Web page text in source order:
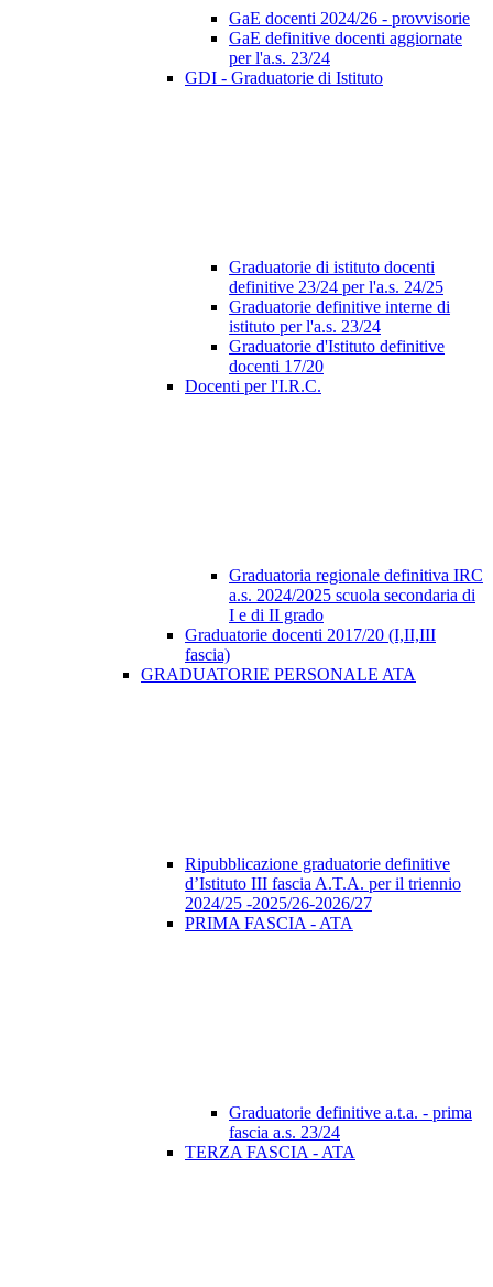
GaE docenti 2024/26 - provvisorie
GaE definitive docenti aggiornate
per l'a.s. 23/24
GDI - Graduatorie di Istituto
Graduatorie di istituto docenti
definitive 23/24 per l'a.s. 24/25
Graduatorie definitive interne di
istituto per l'a.s. 23/24
Graduatorie d'Istituto definitive
docenti 17/20
Docenti per l'I.R.C.
Graduatoria regionale definitiva IRC
a.s. 2024/2025 scuola secondaria di
I e di II grado
Graduatorie docenti 2017/20 (I,II,III
fascia)
GRADUATORIE PERSONALE ATA
Ripubblicazione graduatorie definitive
d’Istituto III fascia A.T.A. per il triennio
2024/25 -2025/26-2026/27
PRIMA FASCIA - ATA
Graduatorie definitive a.t.a. - prima
fascia a.s. 23/24
TERZA FASCIA - ATA